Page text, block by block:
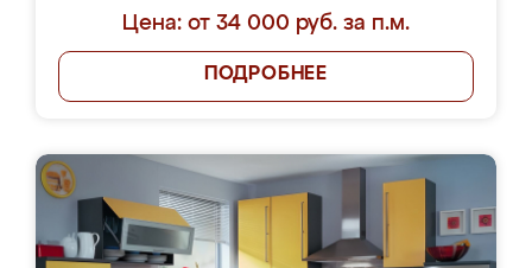
Цена: от 34 000 руб. за п.м.
ПОДРОБНЕЕ